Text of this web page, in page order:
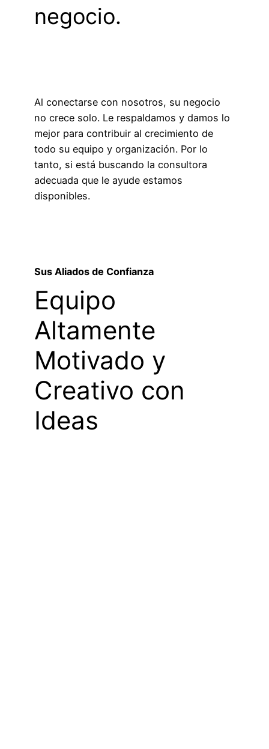
negocio.
Al conectarse con nosotros, su negocio
no crece solo. Le respaldamos y damos lo
mejor para contribuir al crecimiento de
todo su equipo y organización. Por lo
tanto, si está buscando la consultora
adecuada que le ayude estamos
disponibles.
Sus Aliados de Confianza
Equipo
Altamente
Motivado y
Creativo con
Ideas